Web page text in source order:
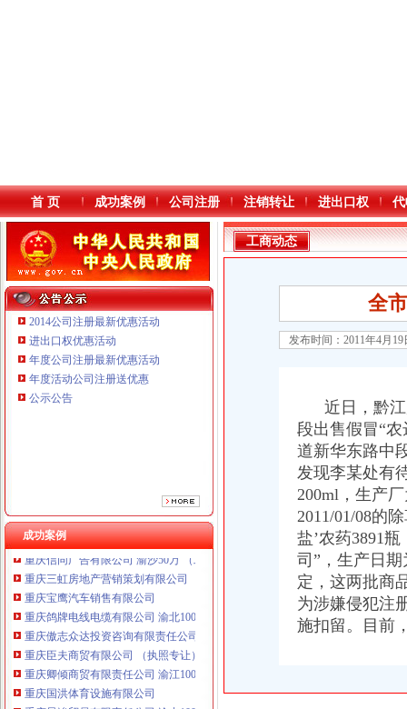
本站导航
首 页 成功案例 公司注册 注销转让 进出口权
2014公司注册最新优惠活动
进出口权优惠活动
年度公司注册最新优惠活动
年度活动公司注册送优惠
公示公告
成功案例
重庆鸽牌电线电缆有限公司 渝北10010万 (进出口权)
重庆海谛升进出口贸易有限公司 渝北100万 （进出口权）
重庆奕欣锦诚商贸有限公司 渝九50万 （工商注册）
重庆信同广告有限公司 渝沙50万 （工商注册）
重庆三虹房地产营销策划有限公司
重庆宝鹰汽车销售有限公司
重庆鸽牌电线电缆有限公司 渝北10010万 (进出口权)
重庆傲志众达投资咨询有限责任公司 渝九1000万 （增资）
重庆臣夫商贸有限公司 （执照专让）
重庆卿倾商贸有限责任公司 渝江100万 （工商注册）
重庆国洪体育设施有限公司
重庆星竣贸易有限责任公司 渝中100万 （进出口权）
工商动态
全
发布时间：2011年4月
近日，黔江
段出售假冒“
道新华东路中
发现李某处有
200ml，生产
2011/01/08的
盐’农药3891
司”，生产日
定，这两批商
为涉嫌侵犯注
施扣留。目前